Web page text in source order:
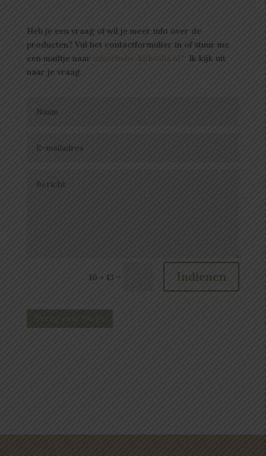
Heb je een vraag of wil je meer info over de
producten? Vul het contactformulier in of stuur me
een mailtje naar info@baby-kidsvilla.nl? Ik kijk uit
naar je vraag.
10 + 13 = Indienen
Terug naar blogs